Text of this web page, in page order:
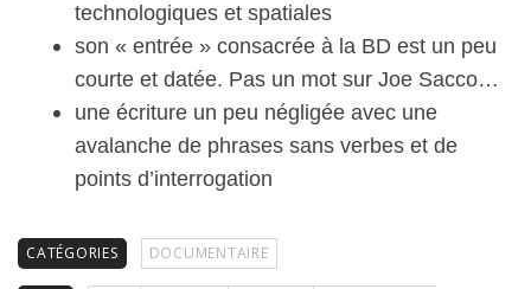
technologiques et spatiales
son « entrée » consacrée à la BD est un peu
courte et datée. Pas un mot sur Joe Sacco…
une écriture un peu négligée avec une
avalanche de phrases sans verbes et de
points d’interrogation
CATÉGORIES DOCUMENTAIRE